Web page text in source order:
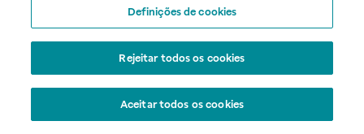
Definições de cookies
Rejeitar todos os cookies
Aceitar todos os cookies